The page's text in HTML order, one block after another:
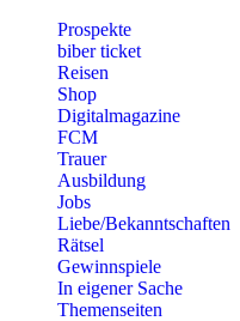
Prospekte
biber ticket
Reisen
Shop
Digitalmagazine
FCM
Trauer
Ausbildung
Jobs
Liebe/Bekanntschaften
Rätsel
Gewinnspiele
In eigener Sache
Themenseiten